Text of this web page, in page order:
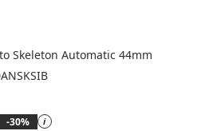
Skeleton Automatic 44mm
-30% i